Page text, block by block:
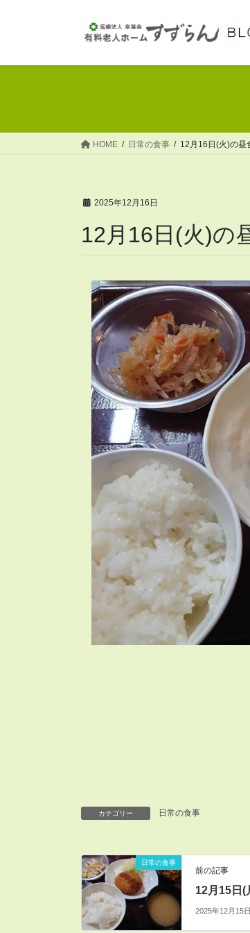
HOME 日常の食事 12月16日(火)の昼
2025年12月16日
12月16日(火)の
カテゴリー 日常の食事
日常の食事
前の記事
12月15日(
2025年12月15日